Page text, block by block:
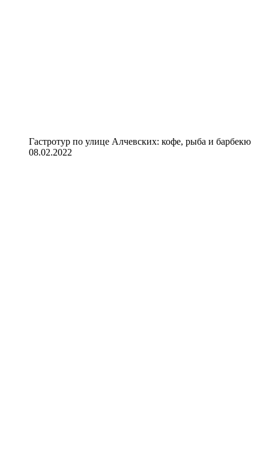
Гастротур по улице Алчевских: кофе, рыба и барбекю
08.02.2022